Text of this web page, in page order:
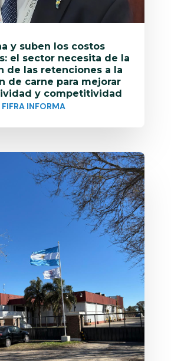
y suben los costos
el sector necesita de la
de las retenciones a la
de carne para mejorar
y competitividad
FIFRA INFORMA